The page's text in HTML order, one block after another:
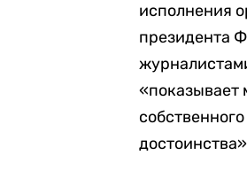
исполнения
президента
«показывает